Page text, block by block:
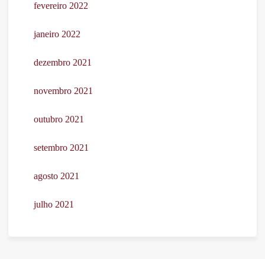
fevereiro 2022
janeiro 2022
dezembro 2021
novembro 2021
outubro 2021
setembro 2021
agosto 2021
julho 2021